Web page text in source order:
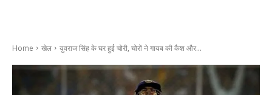
Home खेल युवराज सिंह के घर हुई चोरी, चोरों ने गायब की कैश और...